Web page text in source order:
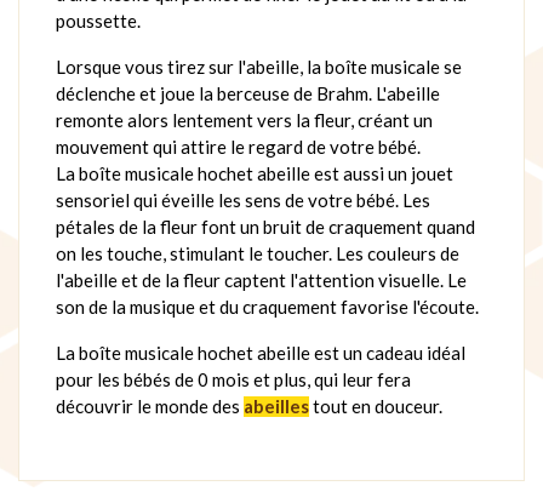
poussette.
Lorsque vous tirez sur l'abeille, la boîte musicale se
déclenche et joue la berceuse de Brahm. L'abeille
remonte alors lentement vers la fleur, créant un
mouvement qui attire le regard de votre bébé.
La boîte musicale hochet abeille est aussi un jouet
sensoriel qui éveille les sens de votre bébé. Les
pétales de la fleur font un bruit de craquement quand
on les touche, stimulant le toucher. Les couleurs de
l'abeille et de la fleur captent l'attention visuelle. Le
son de la musique et du craquement favorise l'écoute.
La boîte musicale hochet abeille est un cadeau idéal
pour les bébés de 0 mois et plus, qui leur fera
découvrir le monde des abeillestout en douceur.